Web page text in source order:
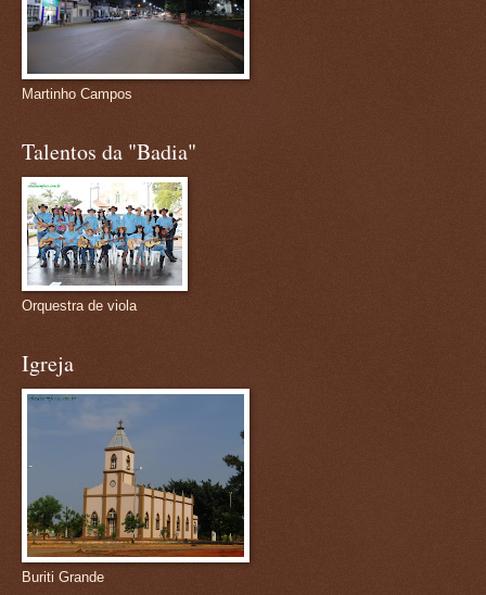
Martinho Campos
Talentos da "Badia"
Orquestra de viola
Igreja
Buriti Grande